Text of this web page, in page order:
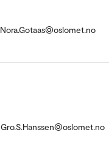
Nora.Gotaas@oslomet.no
Gro.S.Hanssen@oslomet.no